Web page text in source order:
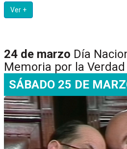
Ver +
24 de marzo Día
Memoria por la
SÁBADO 25 DE